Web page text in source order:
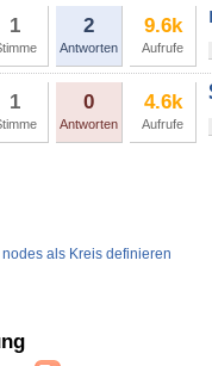
1 2
Antworten
9.6k
Aufrufe
1 0
Antworten
4.6k
Aufrufe
nodes als Kreis definieren